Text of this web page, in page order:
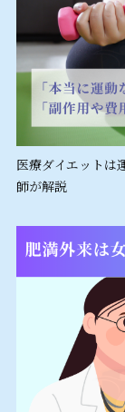
医療ダイエットは
師が解説